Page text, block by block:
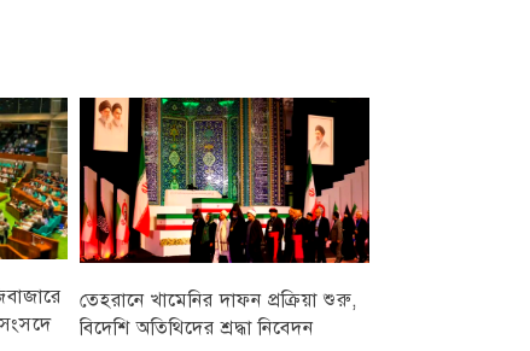
তেহরানে খামেনির দাফন প্রক্রিয়া শুরু,
বিদেশি অতিথিদের শ্রদ্ধা নিবেদন